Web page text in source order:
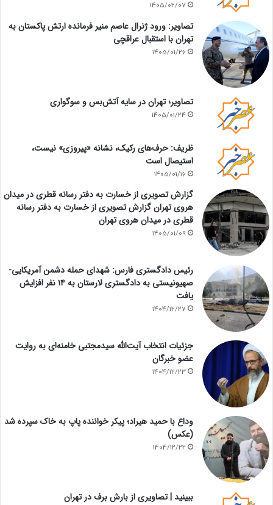
1405/02/07
تصاویر: ورود ژنرال عاصم منیر فرمانده ارتش پاکستان به
تهران با استقبال عراقچی
1405/01/26
تصاویر؛ تهران در سایه آتش‌بس و سوگواری
1405/01/24
ظریف: حرف‌های رکیک، نشانه «پیروزی» نیست،
استیصال است
1405/01/16
گزارش تصویری از خسارت به دفتر رسانه قطری در میدان
هروی تهران گزارش تصویری از خسارت به دفتر رسانه
قطری در میدان هروی تهران
1405/01/09
رئیس دادگستری فارس: شهدای حمله دشمن آمریکایی-
صهیونیستی به دادگستری لارستان به ۱۴ نفر افزایش
یافت
1404/12/27
جزئیات انتخاب آیت‌الله سیدمجتبی خامنه‌ای به روایت
عضو خبرگان
1404/12/23
وداع با حمید هیراد؛ پیکر خواننده پاپ به خاک سپرده شد
(عکس)
1404/12/22
ببینید | تصاویری از بارش برف در تهران